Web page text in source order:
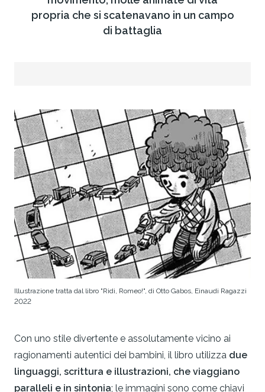
propria che si scatenavano in un campo
di battaglia
Illustrazione tratta dal libro "Ridi, Romeo!", di Otto Gabos, Einaudi Ragazzi
2022
Con uno stile divertente e assolutamente vicino ai
ragionamenti autentici dei bambini, il libro utilizza due
linguaggi, scrittura e illustrazioni, che viaggiano
paralleli e in sintonia; le immagini sono come chiavi